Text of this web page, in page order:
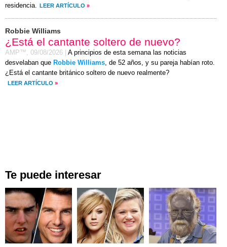
residencia. LEER ARTÍCULO »
Robbie Williams
¿Está el cantante soltero de nuevo?
AMP™, 09/08/2026
A principios de esta semana las noticias
desvelaban que Robbie Williams, de 52 años, y su pareja habían roto.
¿Está el cantante británico soltero de nuevo realmente?
LEER ARTÍCULO »
Te puede interesar